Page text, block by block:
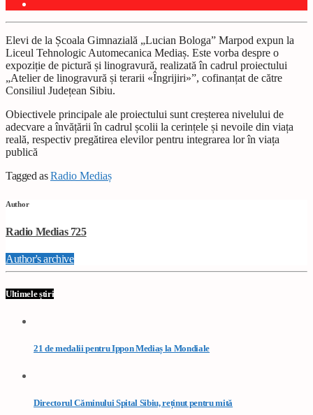
Elevi de la Școala Gimnazială „Lucian Bologa” Marpod expun la
Liceul Tehnologic Automecanica Mediaș. Este vorba despre o
expoziție de pictură și linogravură, realizată în cadrul proiectului
„Atelier de linogravură și terarii «Îngrijiri»”, cofinanțat de către
Consiliul Județean Sibiu.
Obiectivele principale ale proiectului sunt creșterea nivelului de
adecvare a învățării în cadrul școlii la cerințele și nevoile din viața
reală, respectiv pregătirea elevilor pentru integrarea lor în viața
publică
Tagged asRadio Mediaș
Author
Radio Medias 725
Author's archive
Ultimele știri
21 de medalii pentru Ippon Mediaș la Mondiale
Directorul Căminului Spital Sibiu, reținut pentru mită